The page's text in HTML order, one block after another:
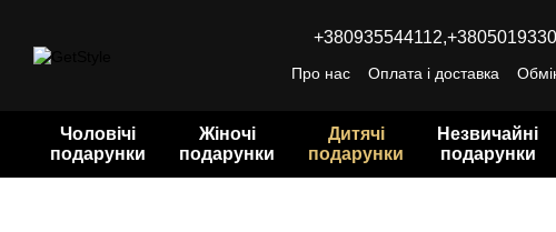
+380935544112,
Про нас Оплата і доставка
Чоловічі
подарунки
Жіночі
подарунки
Дитячі
подарунки
Незвичайні
подарунки